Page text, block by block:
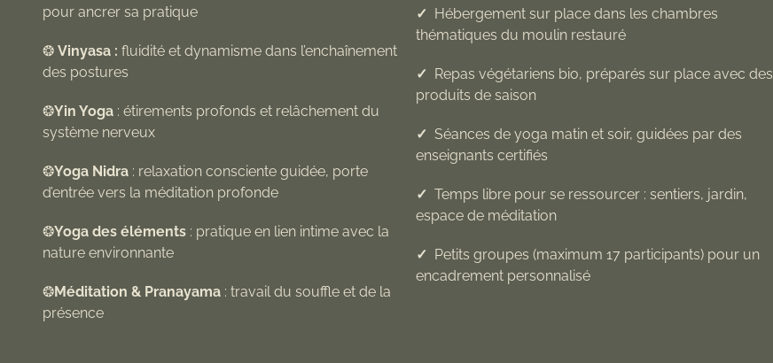
pour ancrer sa pratique
❂ Vinyasa : fluidité et dynamisme dans l’enchaînement
des postures
❂Yin Yoga : étirements profonds et relâchement du
système nerveux
❂Yoga Nidra : relaxation consciente guidée, porte
d’entrée vers la méditation profonde
❂Yoga des éléments : pratique en lien intime avec la
nature environnante
❂Méditation & Pranayama : travail du souffle et de la
présence
✓ Hébergement sur place dans les chambres
thématiques du moulin restauré
✓ Repas végétariens bio, préparés sur place avec des
produits de saison
✓Séances de yoga matin et soir, guidées par des
enseignants certifiés
✓Temps libre pour se ressourcer : sentiers, jardin,
espace de méditation
✓ Petits groupes (maximum 17 participants) pour un
encadrement personnalisé